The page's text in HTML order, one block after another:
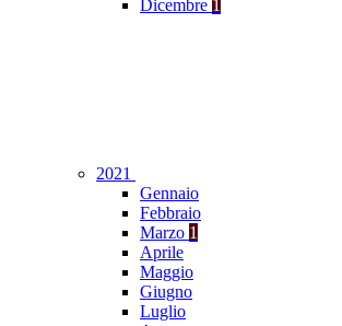
Dicembre 1
2021
Gennaio
Febbraio
Marzo 1
Aprile
Maggio
Giugno
Luglio